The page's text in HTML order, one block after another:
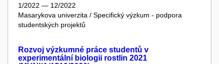
1/2022 — 12/2022
Masarykova univerzita / Specifický výzkum - podpora
studentských projektů
Rozvoj výzkumné práce studentů v
experimentální biologii rostlin 2021